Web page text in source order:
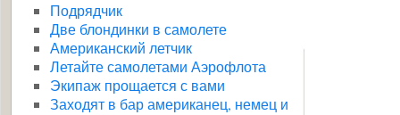
Подрядчик
Две блондинки в самолете
Американский летчик
Летайте самолетами Аэрофлота
Экипаж прощается с вами
Заходят в бар американец, немец и